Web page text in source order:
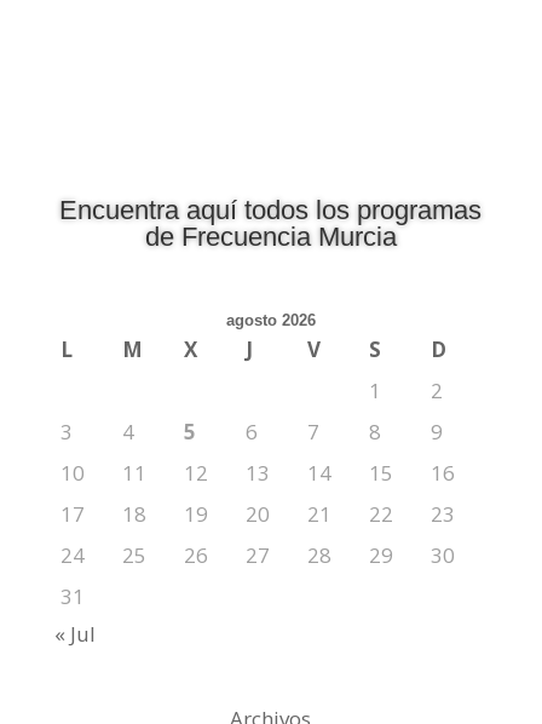
Encuentra aquí todos los programas
de Frecuencia Murcia
agosto 2026
L M X J V S
D
1
2
3
4 5 6 7 8
9
10
11 12 13 14 15
16
17
18 19 20 21 22
23
24
25 26 27 28 29
30
31
« Jul
Archivos